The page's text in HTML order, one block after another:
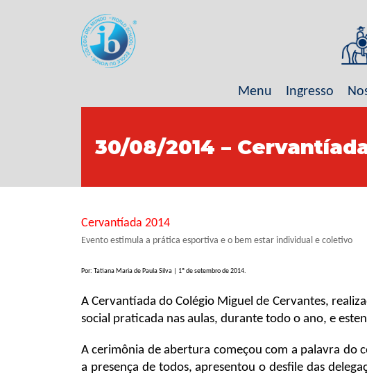
Menu Ingresso
30/08/2014 –
Cervantíada 2014
Evento estimula a prática esportiva e o bem estar individual e coletivo
Por: Tatiana Maria de Paula Silva | 1º de setembro de 2014.
A Cervantíada do Colégio Miguel de Cervantes,
social praticada nas aulas, durante todo o ano, e
A cerimônia de abertura começou com a palavra do
a presença de todos, apresentou o desfile das